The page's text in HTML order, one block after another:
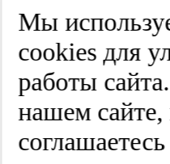
Мы
cооkies для
работы
нашем